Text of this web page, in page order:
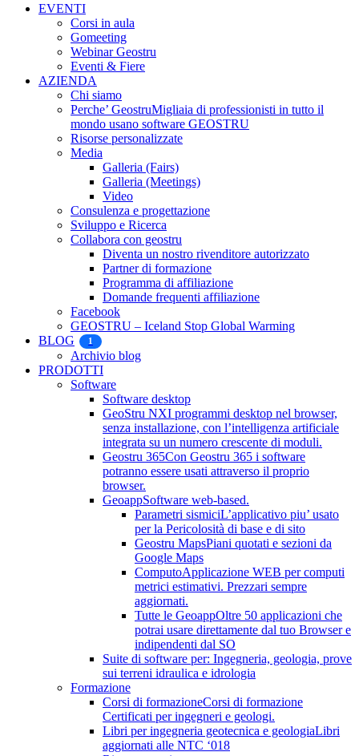
EVENTI
Corsi in aula
Gomeeting
Webinar Geostru
Eventi & Fiere
AZIENDA
Chi siamo
Perche’ GeostruMigliaia di professionisti in tutto il
mondo usano software GEOSTRU
Risorse personalizzate
Media
Galleria (Fairs)
Galleria (Meetings)
Video
Consulenza e progettazione
Sviluppo e Ricerca
Collabora con geostru
Diventa un nostro rivenditore autorizzato
Partner di formazione
Programma di affiliazione
Domande frequenti affiliazione
Facebook
GEOSTRU – Iceland Stop Global Warming
BLOG
1
Archivio blog
PRODOTTI
Software
Software desktop
GeoStru NXI programmi desktop nel browser,
senza installazione, con l’intelligenza artificiale
integrata su un numero crescente di moduli.
Geostru 365Con Geostru 365 i software
potranno essere usati attraverso il proprio
browser.
GeoappSoftware web-based.
Parametri sismiciL’applicativo piu’ usato
per la Pericolosità di base e di sito
Geostru MapsPiani quotati e sezioni da
Google Maps
ComputoApplicazione WEB per computi
metrici estimativi. Prezzari sempre
aggiornati.
Tutte le GeoappOltre 50 applicazioni che
potrai usare direttamente dal tuo Browser e
indipendenti dal SO
Suite di software per: Ingegneria, geologia, prove
sui terreni idraulica e idrologia
Formazione
Corsi di formazioneCorsi di formazione
Certificati per ingegneri e geologi.
Libri per ingegneria geotecnica e geologiaLibri
aggiornati alle NTC ‘018